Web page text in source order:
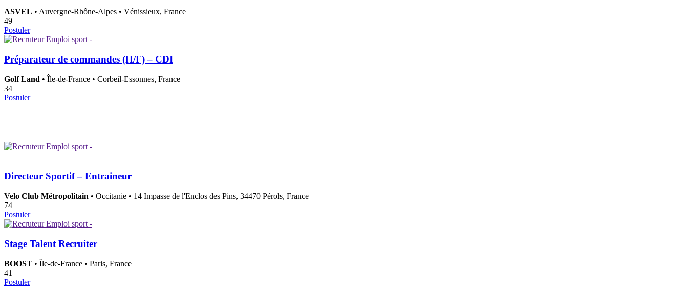
ASVEL • Auvergne-Rhône-Alpes • Vénissieux, France
49
Postuler
Préparateur de commandes (H/F) – CDI
Golf Land • Île-de-France • Corbeil-Essonnes, France
34
Postuler
Directeur Sportif – Entraineur
Velo Club Métropolitain • Occitanie • 14 Impasse de l'Enclos des Pins, 34470 Pérols, France
74
Postuler
Stage Talent Recruiter
BOOST • Île-de-France • Paris, France
41
Postuler